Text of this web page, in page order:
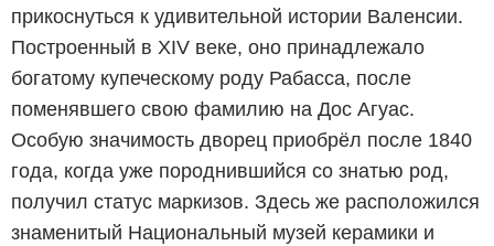
прикоснуться к удивительной истории Валенсии.
Построенный в XIV веке, оно принадлежало
богатому купеческому роду Рабасса, после
поменявшего свою фамилию на Дос Агуас.
Особую значимость дворец приобрёл после 1840
года, когда уже породнившийся со знатью род,
получил статус маркизов. Здесь же расположился
знаменитый Национальный музей керамики и